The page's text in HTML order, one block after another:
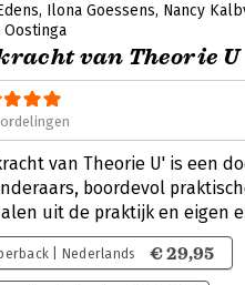
Ilona Goessens Nancy
Oostinga
van Theorie U
van Theorie U' is een
boordevol
uit de praktijk en eigen
| Nederlands € 29,95